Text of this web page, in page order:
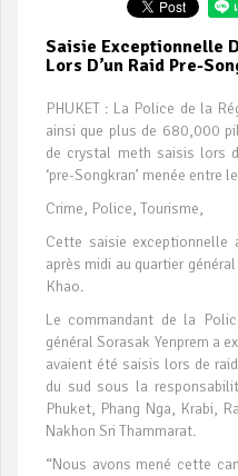
Saisie Exceptionnelle
Lors D’un Raid Pre-
PHUKET : La Police de la
ainsi que plus de 680,000
de crystal meth saisis lors
‘pre-Songkran’ menée entre
Crime, Police, Tourisme,
Cette saisie
après midi au quartier
Khao.
Le commandant de la
général Sorasak Yenprem a
avaient été saisis lors de
du sud sous la
Phuket, Phang Nga, Krabi,
Nakhon Sri Thammarat.
“Nous avons mené cette